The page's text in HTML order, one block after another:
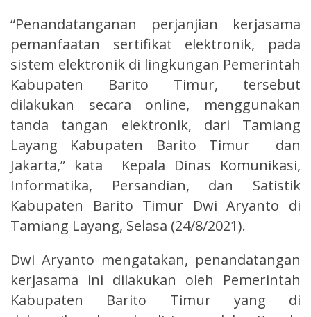
“Penandatanganan perjanjian kerjasama
pemanfaatan sertifikat elektronik, pada
sistem elektronik di lingkungan Pemerintah
Kabupaten Barito Timur, tersebut
dilakukan secara online, menggunakan
tanda tangan elektronik, dari Tamiang
Layang Kabupaten Barito Timur dan
Jakarta,” kata Kepala Dinas Komunikasi,
Informatika, Persandian, dan Satistik
Kabupaten Barito Timur Dwi Aryanto di
Tamiang Layang, Selasa (24/8/2021).
Dwi Aryanto mengatakan, penandatangan
kerjasama ini dilakukan oleh Pemerintah
Kabupaten Barito Timur yang di